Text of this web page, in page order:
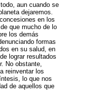
aun cuando se
dejaremos.
en los
que mucho de lo
los demás
formas
en su salud, en
lograr resultados
No obstante,
reinventar los
lo que nos
de aquellos que